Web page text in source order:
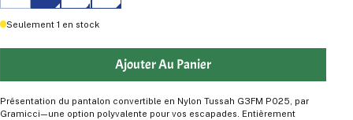
Seulement1 en stock
Ajouter Au Panier
Présentation du pantalon convertible en Nylon Tussah G3FM P025, par
Gramicci—une option polyvalente pour vos escapades. Entièrement